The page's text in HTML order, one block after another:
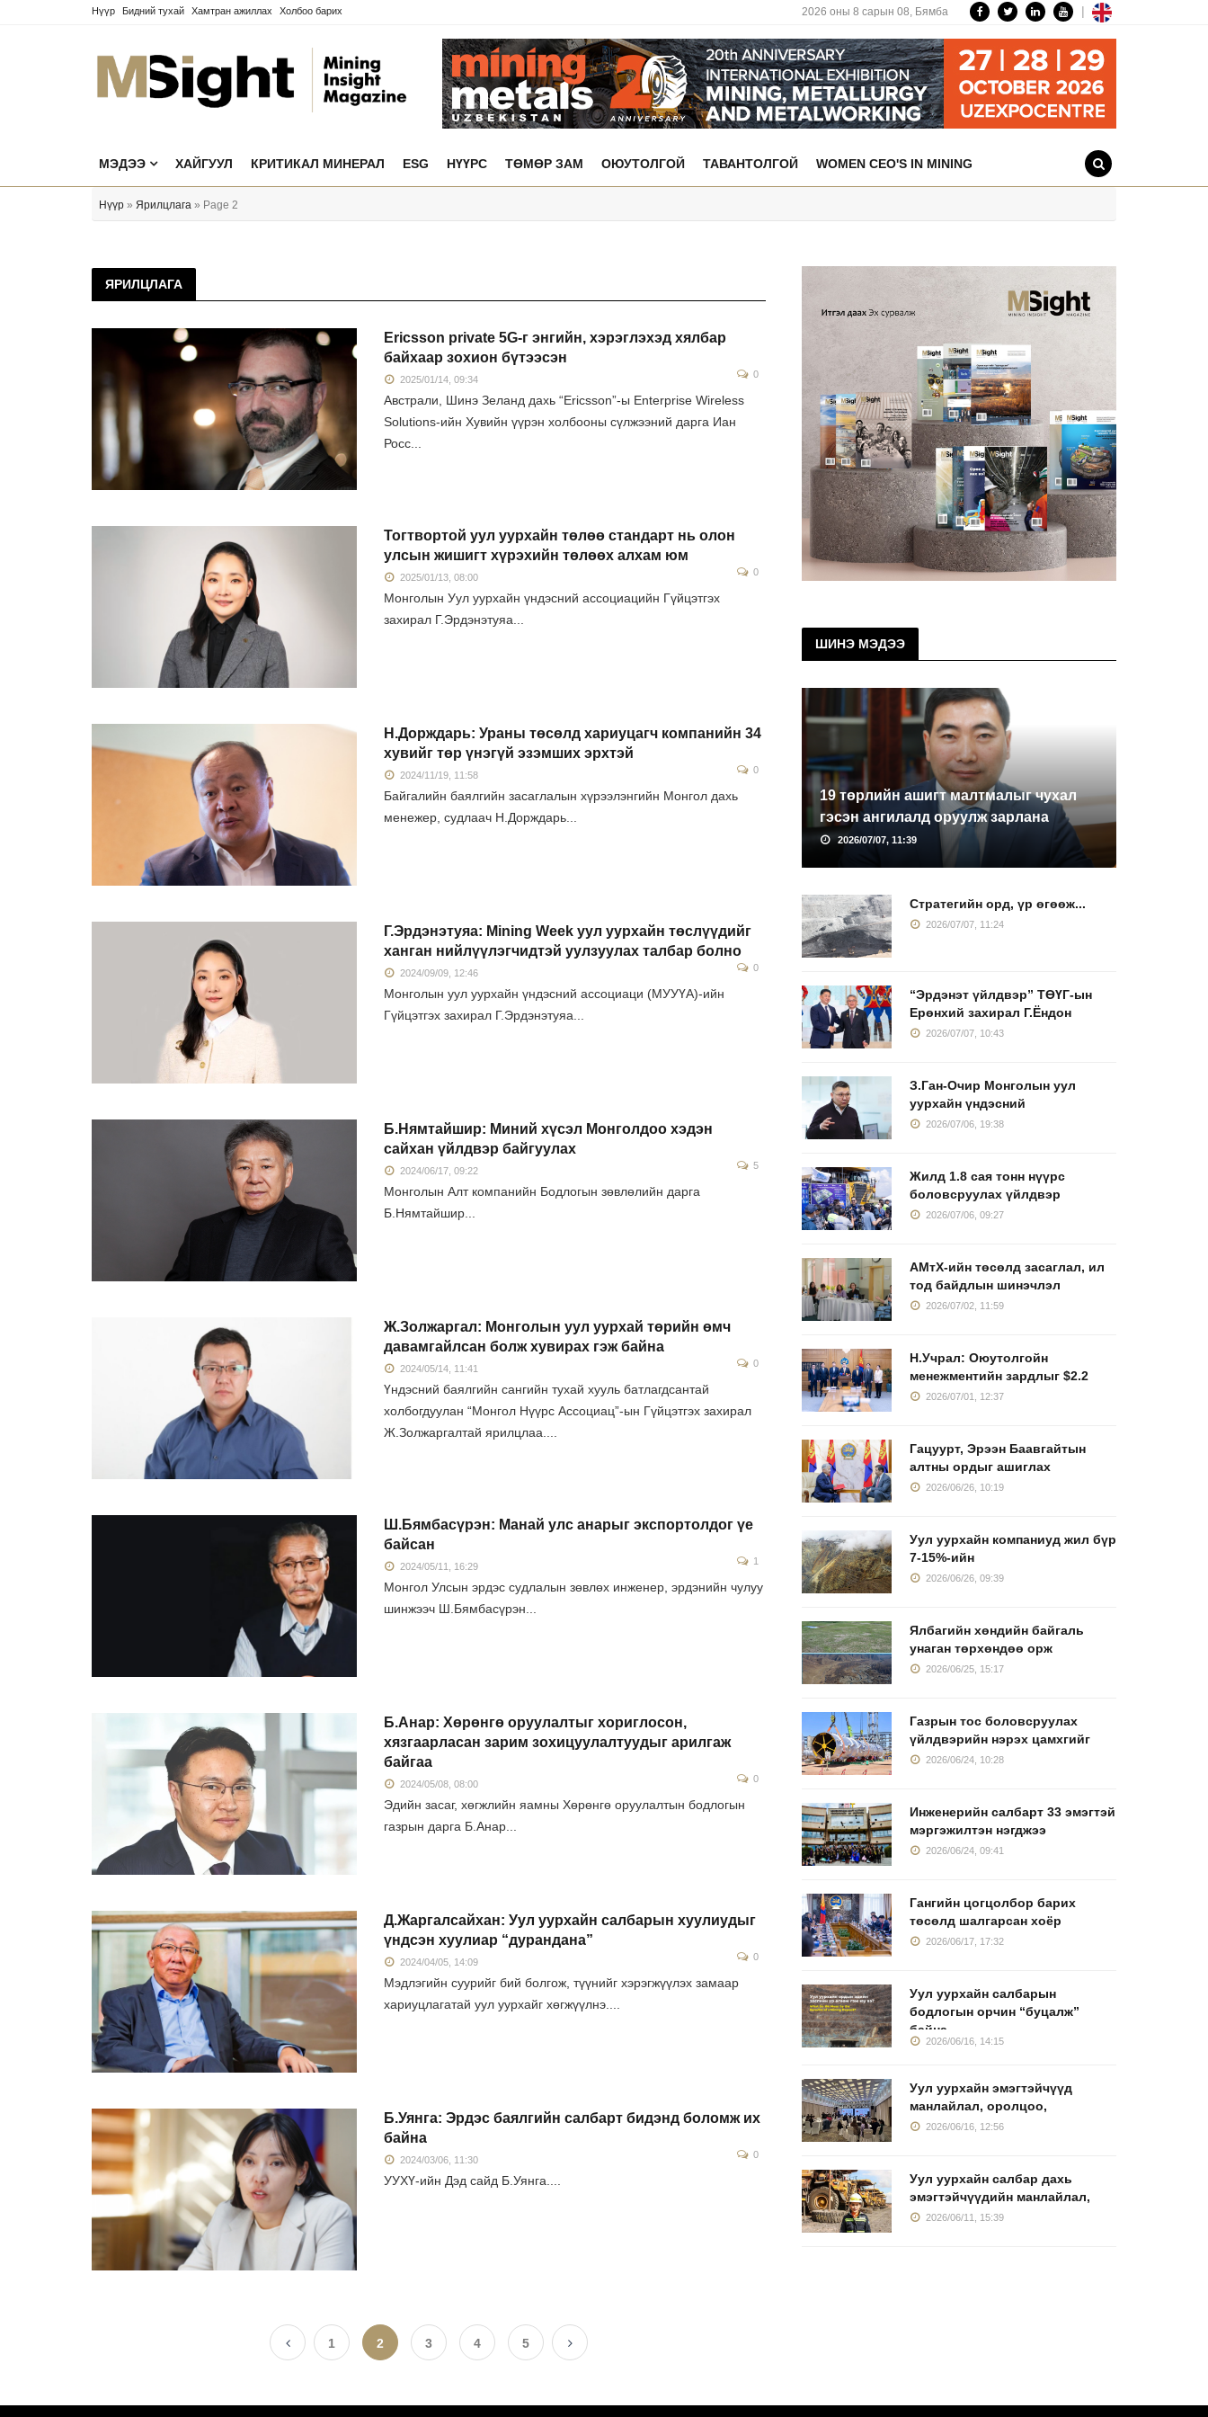
Нүүр Бидний тухай Хамтран ажиллах Холбоо барих 2026 оны 8 сарын 08, Бямба |
МЭДЭЭ ХАЙГУУЛ КРИТИКАЛ МИНЕРАЛ ESG НҮҮРС ТӨМӨР ЗАМ ОЮУТОЛГОЙ ТАВАНТОЛГОЙ WOMEN CEO'S IN MINING
Нүүр » Ярилцлага » Page 2
ЯРИЛЦЛАГА
Ericsson private 5G-г энгийн, хэрэглэхэд хялбар
байхаар зохион бүтээсэн
2025/01/14, 09:34 0
Австрали, Шинэ Зеланд дахь “Ericsson”-ы Enterprise Wireless
Solutions-ийн Хувийн үүрэн холбооны сүлжээний дарга Иан
Росс...
Тогтвортой уул уурхайн төлөө стандарт нь олон
улсын жишигт хүрэхийн төлөөх алхам юм
2025/01/13, 08:00 0
Монголын Уул уурхайн үндэсний ассоциацийн Гүйцэтгэх
захирал Г.Эрдэнэтуяа...
Н.Дорждарь: Ураны төсөлд хариуцагч компанийн 34
хувийг төр үнэгүй эзэмших эрхтэй
2024/11/19, 11:58 0
Байгалийн баялгийн засаглалын хүрээлэнгийн Монгол дахь
менежер, судлаач Н.Дорждарь...
Г.Эрдэнэтуяа: Mining Week уул уурхайн төслүүдийг
ханган нийлүүлэгчидтэй уулзуулах талбар болно
2024/09/09, 12:46 0
Монголын уул уурхайн үндэсний ассоциаци (МУУҮА)-ийн
Гүйцэтгэх захирал Г.Эрдэнэтуяа...
Б.Нямтайшир: Миний хүсэл Монголдоо хэдэн
сайхан үйлдвэр байгуулах
2024/06/17, 09:22 5
Монголын Алт компанийн Бодлогын зөвлөлийн дарга
Б.Нямтайшир...
Ж.Золжаргал: Монголын уул уурхай төрийн өмч
давамгайлсан болж хувирах гэж байна
2024/05/14, 11:41 0
Үндэсний баялгийн сангийн тухай хууль батлагдсантай
холбогдуулан “Монгол Нүүрс Ассоциац”-ын Гүйцэтгэх захирал
Ж.Золжаргалтай ярилцлаа....
Ш.Бямбасүрэн: Манай улс анарыг экспортолдог үе
байсан
2024/05/11, 16:29 1
Монгол Улсын эрдэс судлалын зөвлөх инженер, эрдэнийн чулуу
шинжээч Ш.Бямбасүрэн...
Б.Анар: Хөрөнгө оруулалтыг хориглосон,
хязгаарласан зарим зохицуулалтуудыг арилгаж
байгаа
2024/05/08, 08:00 0
Эдийн засаг, хөгжлийн яамны Хөрөнгө оруулалтын бодлогын
газрын дарга Б.Анар...
Д.Жаргалсайхан: Уул уурхайн салбарын хуулиудыг
үндсэн хуулиар “дурандана”
2024/04/05, 14:09 0
Мэдлэгийн суурийг бий болгож, түүнийг хэрэгжүүлэх замаар
хариуцлагатай уул уурхайг хөгжүүлнэ....
Б.Уянга: Эрдэс баялгийн салбарт бидэнд боломж их
байна
2024/03/06, 11:30 0
УУХҮ-ийн Дэд сайд Б.Уянга....
1 2 3 4 5
ШИНЭ МЭДЭЭ
19 төрлийн ашигт малтмалыг чухал
гэсэн ангилалд оруулж зарлана
2026/07/07, 11:39
Стратегийн орд, үр өгөөж...
2026/07/07, 11:24
“Эрдэнэт үйлдвэр” ТӨҮГ-ын
Ерөнхий захирал Г.Ёндон
2026/07/07, 10:43
З.Ган-Очир Монголын уул
уурхайн үндэсний
2026/07/06, 19:38
Жилд 1.8 сая тонн нүүрс
боловсруулах үйлдвэр
2026/07/06, 09:27
АМтХ-ийн төсөлд засаглал, ил
тод байдлын шинэчлэл
2026/07/02, 11:59
Н.Учрал: Оюутолгойн
менежментийн зардлыг $2.2
2026/07/01, 12:37
Гацуурт, Эрээн Баавгайтын
алтны ордыг ашиглах
2026/06/26, 10:19
Уул уурхайн компаниуд жил бүр
7-15%-ийн
2026/06/26, 09:39
Ялбагийн хөндийн байгаль
унаган төрхөндөө орж
2026/06/25, 15:17
Газрын тос боловсруулах
үйлдвэрийн нэрэх цамхгийг
2026/06/24, 10:28
Инженерийн салбарт 33 эмэгтэй
мэргэжилтэн нэгджээ
2026/06/24, 09:41
Гангийн цогцолбор барих
төсөлд шалгарсан хоёр
2026/06/17, 17:32
Уул уурхайн салбарын
бодлогын орчин “буцалж”
байна
2026/06/16, 14:15
Уул уурхайн эмэгтэйчүүд
манлайлал, оролцоо,
2026/06/16, 12:56
Уул уурхайн салбар дахь
эмэгтэйчүүдийн манлайлал,
2026/06/11, 15:39